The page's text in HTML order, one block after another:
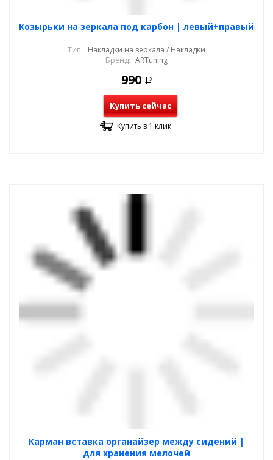
Козырьки на зеркала под карбон | левый+правый
Тип: Накладки на зеркала / Накладки
Бренд: ARTuning
990 Р
Купить сейчас
Купить в 1 клик
Карман вставка органайзер между сидений |
для хранения мелочей